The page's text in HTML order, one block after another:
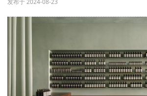
发布于 2024-08-23